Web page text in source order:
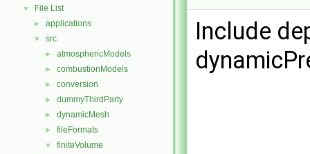
▼ File List
► applications
▼ src
► atmosphericModels
► combustionModels
► conversion
► dummyThirdParty
► dynamicMesh
► fileFormats
▼ finiteVolume
Include